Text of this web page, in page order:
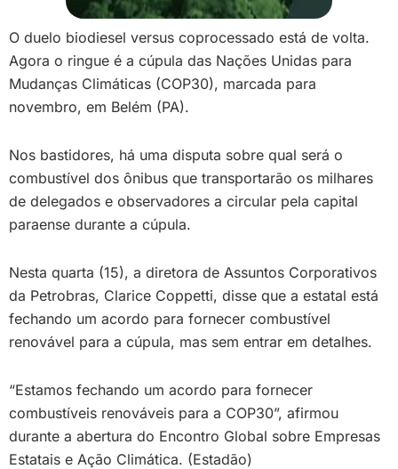
O duelo biodiesel versus coprocessado está de volta.
Agora o ringue é a cúpula das Nações Unidas para
Mudanças Climáticas (COP30), marcada para
novembro, em Belém (PA).
Nos bastidores, há uma disputa sobre qual será o
combustível dos ônibus que transportarão os milhares
de delegados e observadores a circular pela capital
paraense durante a cúpula.
Nesta quarta (15), a diretora de Assuntos Corporativos
da Petrobras, Clarice Coppetti, disse que a estatal está
fechando um acordo para fornecer combustível
renovável para a cúpula, mas sem entrar em detalhes.
“Estamos fechando um acordo para fornecer
combustíveis renováveis para a COP30”, afirmou
durante a abertura do Encontro Global sobre Empresas
Estatais e Ação Climática. (Estadão)